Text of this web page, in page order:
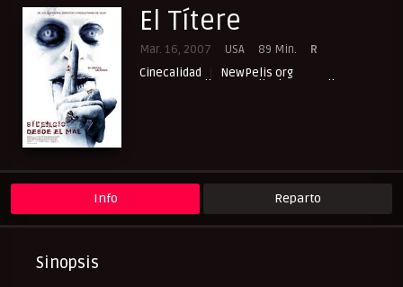
El Títere
Mar. 16, 2007 USA 89 Min.
R
Cinecalidad
NewPelis org
Paraveronline
Peliculas Castellano
Info Reparto
Sinopsis